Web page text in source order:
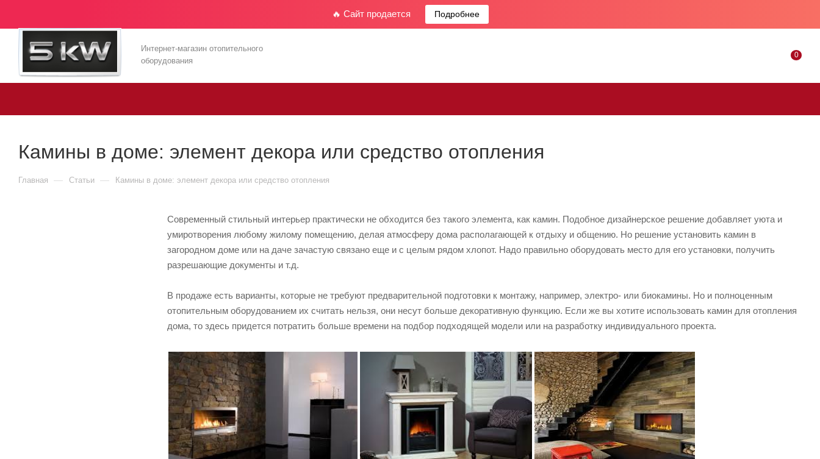
🔥 Сайт продается Подробнее
Интернет-магазин отопительного
оборудования
0
Камины в доме: элемент декора или средство отопления
Главная — Статьи — Камины в доме: элемент декора или средство отопления
Современный стильный интерьер практически не обходится без такого элемента, как камин. Подобное дизайнерское решение добавляет уюта и
умиротворения любому жилому помещению, делая атмосферу дома располагающей к отдыху и общению. Но решение установить камин в
загородном доме или на даче зачастую связано еще и с целым рядом хлопот. Надо правильно оборудовать место для его установки, получить
разрешающие документы и т.д.
В продаже есть варианты, которые не требуют предварительной подготовки к монтажу, например, электро- или биокамины. Но и полноценным
отопительным оборудованием их считать нельзя, они несут больше декоративную функцию. Если же вы хотите использовать камин для отопления
дома, то здесь придется потратить больше времени на подбор подходящей модели или на разработку индивидуального проекта.